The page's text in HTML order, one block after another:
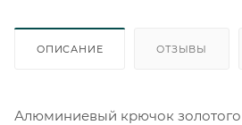
ОПИСАНИЕ ОТЗЫВЫ
Алюминиевый крючок золотого